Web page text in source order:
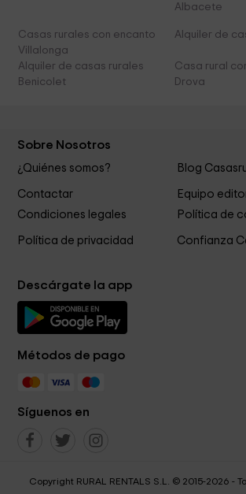
Albacete
Casas rurales con encanto
Villalonga
Alquiler de
Alquiler de casas rurales
Benicolet
Casa rural
Drova
Sobre Nosotros
¿Quiénes somos? Blog
Contactar
Equipo
Condiciones legales
Política de
Política de privacidad Confianza
Descárgate la app
Métodos de pago
Síguenos en
Copyright RURAL RENTALS S.L. © 2015-2026 -